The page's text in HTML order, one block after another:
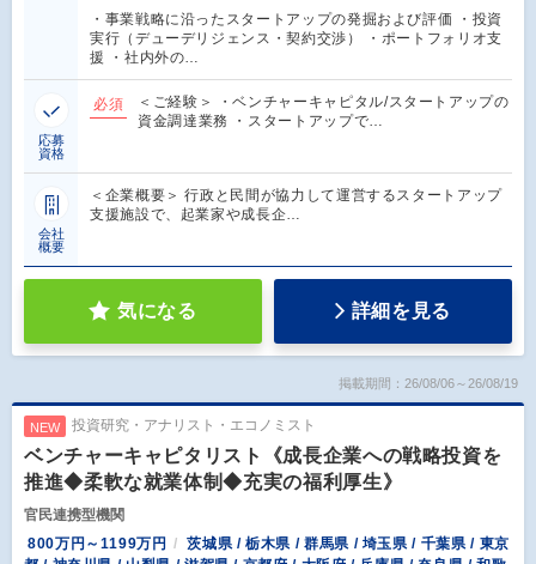
・事業戦略に沿ったスタートアップの発掘および評価 ・投資
実行（デューデリジェンス・契約交渉） ・ポートフォリオ支
援 ・社内外の…
応募
資格
必須
＜ご経験＞ ・ベンチャーキャピタル/スタートアップの
資金調達業務 ・スタートアップで…
会社
概要
＜企業概要＞ 行政と民間が協力して運営するスタートアップ
支援施設で、起業家や成長企…
気になる 詳細を見る
掲載期間：26/08/06～26/08/19
NEW 投資研究・アナリスト・エコノミスト
ベンチャーキャピタリスト《成長企業への戦略投資を
推進◆柔軟な就業体制◆充実の福利厚生》
官民連携型機関
800万円～1199万円
茨城県 / 栃木県 / 群馬県 / 埼玉県 / 千葉県 / 東京